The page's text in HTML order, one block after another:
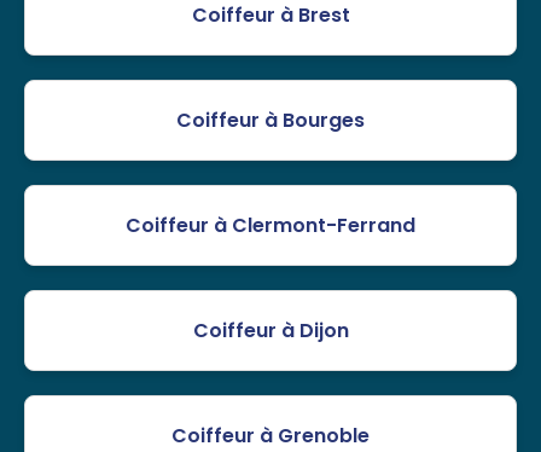
Coiffeur à Brest
Coiffeur à Bourges
Coiffeur à Clermont-Ferrand
Coiffeur à Dijon
Coiffeur à Grenoble